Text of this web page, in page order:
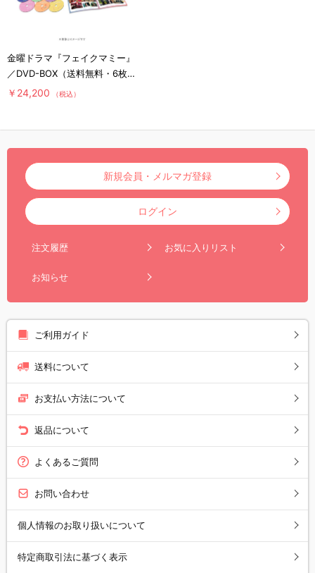
金曜ドラマ『フェイクマミー』
／DVD-BOX（送料無料・6枚
組）
￥24,200 （税込）
新規会員・メルマガ登録
ログイン
注文履歴 お気に入りリスト
お知らせ
ご利用ガイド
送料について
お支払い方法について
返品について
よくあるご質問
お問い合わせ
個人情報のお取り扱いについて
特定商取引法に基づく表示